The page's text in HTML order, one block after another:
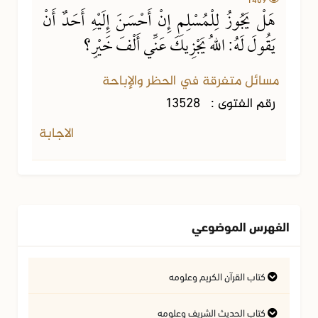
هَلْ يَجُوزُ لِلْمُسْلِمِ إِنْ أَحْسَنَ إِلَيْهِ أَحَدٌ أَنْ
يَقُولَ لَهُ: اللهُ يَجْزِيكَ عَنِّي أَلْفَ خَيْرٍ؟
مسائل متفرقة في الحظر والإباحة
رقم الفتوى : 13528
الاجابة
الفهرس الموضوعي
كتاب القرآن الكريم وعلومه
التفسير وعلوم القرآن
كتاب الحديث الشريف وعلومه